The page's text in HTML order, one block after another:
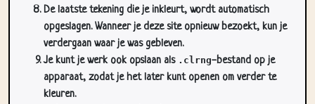
De laatste tekening die je inkleurt, wordt automatisch
opgeslagen. Wanneer je deze site opnieuw bezoekt, kun je
verdergaan waar je was gebleven.
Je kunt je werk ook opslaan als .clrng-bestand op je
apparaat, zodat je het later kunt openen om verder te
kleuren.